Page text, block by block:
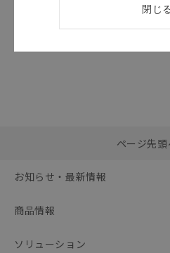
括ダウンロ
ページ先頭
お知らせ・最新情報
商品情報
ソリューション
閉じる